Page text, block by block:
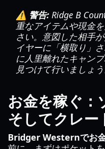
⚠️ 警告: Ridge B
重なアイテムや現金
さい。意図した相手
イヤーに「横取り」
に人里離れたキャン
見つけて行いましょう
お金を稼ぐ：
そしてクレー
Bridger Westernでお